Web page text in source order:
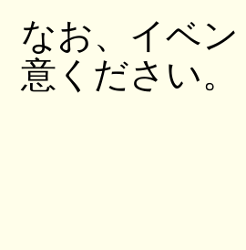
なお、イベ
意ください。